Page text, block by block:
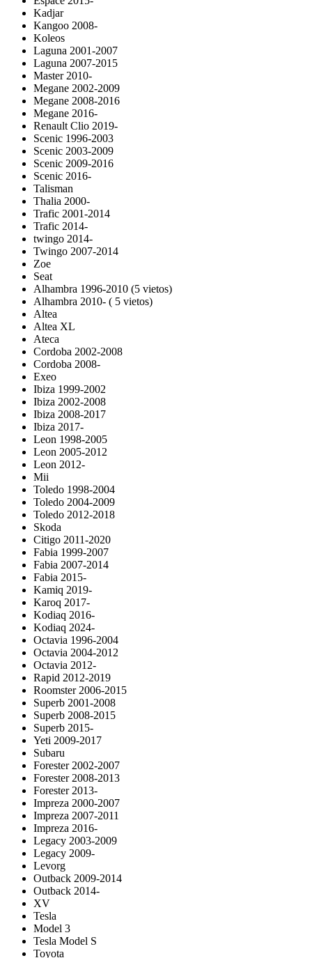
Kadjar
Kangoo 2008-
Koleos
Laguna 2001-2007
Laguna 2007-2015
Master 2010-
Megane 2002-2009
Megane 2008-2016
Megane 2016-
Renault Clio 2019-
Scenic 1996-2003
Scenic 2003-2009
Scenic 2009-2016
Scenic 2016-
Talisman
Thalia 2000-
Trafic 2001-2014
Trafic 2014-
twingo 2014-
Twingo 2007-2014
Zoe
Seat
Alhambra 1996-2010 (5 vietos)
Alhambra 2010- ( 5 vietos)
Altea
Altea XL
Ateca
Cordoba 2002-2008
Cordoba 2008-
Exeo
Ibiza 1999-2002
Ibiza 2002-2008
Ibiza 2008-2017
Ibiza 2017-
Leon 1998-2005
Leon 2005-2012
Leon 2012-
Mii
Toledo 1998-2004
Toledo 2004-2009
Toledo 2012-2018
Skoda
Citigo 2011-2020
Fabia 1999-2007
Fabia 2007-2014
Fabia 2015-
Kamiq 2019-
Karoq 2017-
Kodiaq 2016-
Kodiaq 2024-
Octavia 1996-2004
Octavia 2004-2012
Octavia 2012-
Rapid 2012-2019
Roomster 2006-2015
Superb 2001-2008
Superb 2008-2015
Superb 2015-
Yeti 2009-2017
Subaru
Forester 2002-2007
Forester 2008-2013
Forester 2013-
Impreza 2000-2007
Impreza 2007-2011
Impreza 2016-
Legacy 2003-2009
Legacy 2009-
Levorg
Outback 2009-2014
Outback 2014-
XV
Tesla
Model 3
Tesla Model S
Toyota